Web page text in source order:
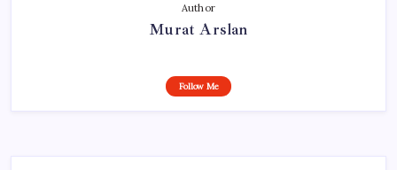
Author
Murat Arslan
Follow Me